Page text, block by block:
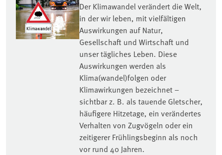
Der Klimawandel verändert die Welt,
in der wir leben, mit vielfältigen
Auswirkungen auf Natur,
Gesellschaft und Wirtschaft und
unser tägliches Leben. Diese
Auswirkungen werden als
Klima(wandel)folgen oder
Klimawirkungen bezeichnet –
sichtbar z. B. als tauende Gletscher,
häufigere Hitzetage, ein verändertes
Verhalten von Zugvögeln oder ein
zeitigerer Frühlingsbeginn als noch
vor rund 40 Jahren.